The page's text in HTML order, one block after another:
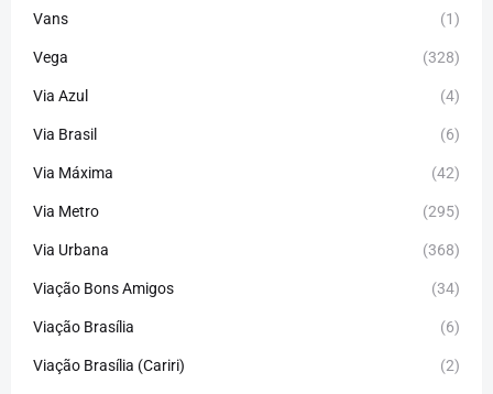
Vans (1)
Vega (328)
Via Azul (4)
Via Brasil (6)
Via Máxima (42)
Via Metro (295)
Via Urbana (368)
Viação Bons Amigos (34)
Viação Brasília (6)
Viação Brasília (Cariri) (2)